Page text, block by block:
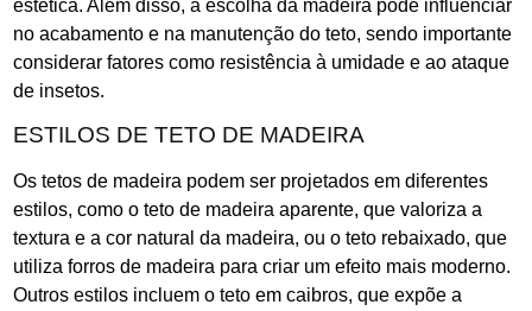
estética. Além disso, a escolha da madeira pode influenciar
no acabamento e na manutenção do teto, sendo importante
considerar fatores como resistência à umidade e ao ataque
de insetos.
ESTILOS DE TETO DE MADEIRA
Os tetos de madeira podem ser projetados em diferentes
estilos, como o teto de madeira aparente, que valoriza a
textura e a cor natural da madeira, ou o teto rebaixado, que
utiliza forros de madeira para criar um efeito mais moderno.
Outros estilos incluem o teto em caibros, que expõe a